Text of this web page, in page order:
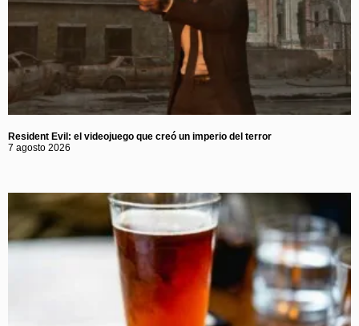
Resident Evil: el videojuego que creó un imperio del terror
7 agosto 2026